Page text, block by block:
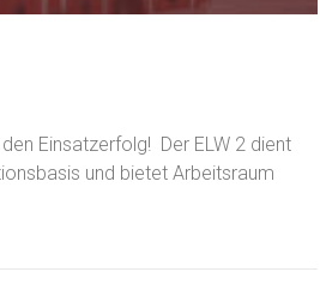
Einsatzerfolg! Der ELW 2 dient
und bietet Arbeitsraum